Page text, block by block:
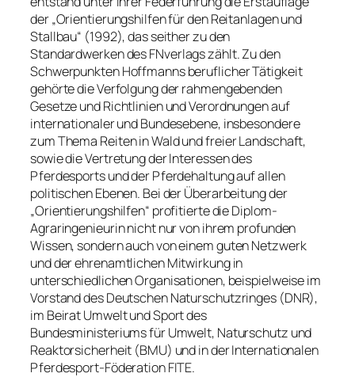
der „Orientierungshilfen für den Reitanlagen und
Stallbau“ (1992), das seither zu den
Standardwerken des FNverlagszählt. Zu den
Schwerpunkten Hoffmanns beruflicher Tätigkeit
gehörte die Verfolgung der rahmengebenden
Gesetze und Richtlinien und Verordnungen auf
internationaler und Bundesebene, insbesondere
zum Thema Reiten in Wald und freier Landschaft,
sowie die Vertretung der Interessen des
Pferdesports und der Pferdehaltung auf allen
politischen Ebenen. Bei der Überarbeitung der
„Orientierungshilfen“ profitierte die Diplom-
Agraringenieurin nicht nur von ihrem profunden
Wissen, sondern auch von einem guten Netzwerk
und der ehrenamtlichen Mitwirkung in
unterschiedlichen Organisationen, beispielweise im
Vorstand des Deutschen Naturschutzringes (DNR),
im Beirat Umwelt und Sport des
Bundesministeriums für Umwelt, Naturschutz und
Reaktorsicherheit (BMU) und in der Internationalen
Pferdesport-Föderation FITE.